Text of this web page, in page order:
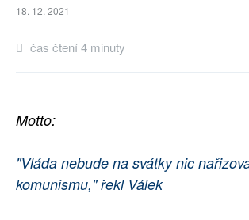
PŘÍSPĚVKY NA PROVOZ
SOCIÁLNÍ SÍTĚ
PLNÁ VERZE STRÁNEK
18. 12. 2021
čas čtení 4 minuty
Motto:
"Vláda nebude na svátky nic
komunismu," řekl Válek